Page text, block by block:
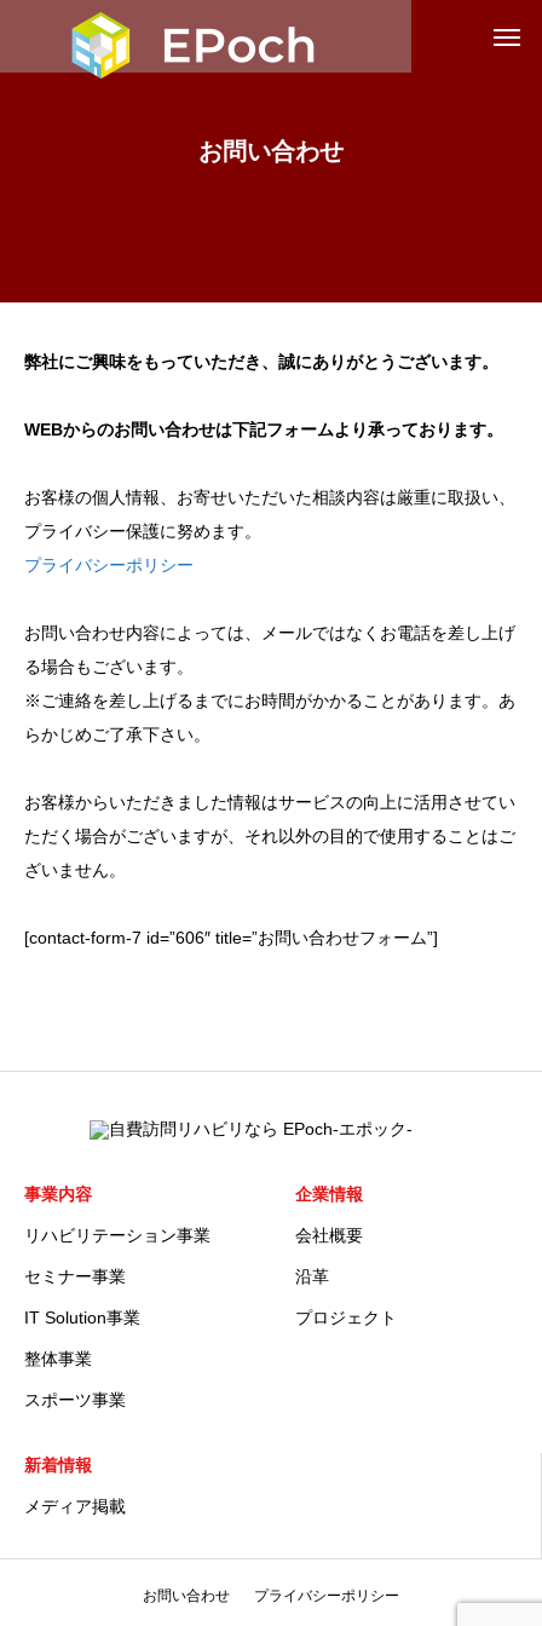
お問い合わせ
弊社にご興味をもっていただき、誠にありがとうございます。
WEBからのお問い合わせは下記フォームより承っております。
お客様の個人情報、お寄せいただいた相談内容は厳重に取扱い、
プライバシー保護に努めます。
プライバシーポリシー
お問い合わせ内容によっては、メールではなくお電話を差し上げ
る場合もございます。
※ご連絡を差し上げるまでにお時間がかかることがあります。あ
らかじめご了承下さい。
お客様からいただきました情報はサービスの向上に活用させてい
ただく場合がございますが、それ以外の目的で使用することはご
ざいません。
[contact-form-7 id=”606″ title=”お問い合わせフォーム”]
事業内容
リハビリテーション事業
セミナー事業
IT Solution事業
整体事業
スポーツ事業
企業情報
会社概要
沿革
プロジェクト
新着情報
メディア掲載
お問い合わせ プライバシーポリシー